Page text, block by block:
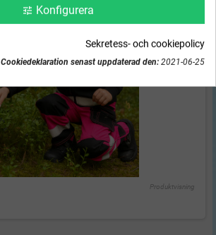
Produktvisning
tune Konfigurera
Sekretess- och cookiepolicy
Cookiedeklaration senast uppdaterad den: 2021-06-25